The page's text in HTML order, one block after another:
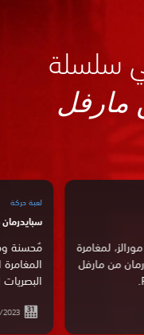
سلسلة
مارفل
لمغامرة
من مارفل
لعبة حركة
المغامرة
البصريات
2023